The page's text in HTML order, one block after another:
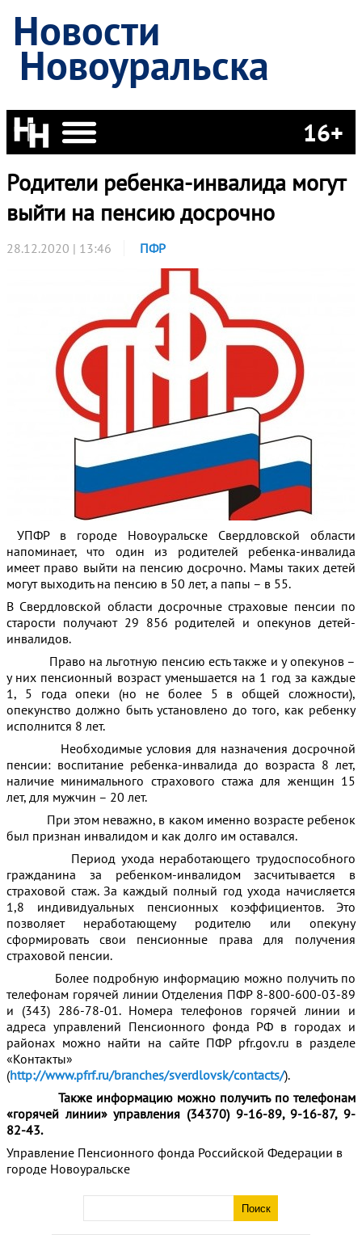
Новости
Новоуральска
16+
Родители ребенка-инвалида могут
выйти на пенсию досрочно
28.12.2020 | 13:46 ПФР
УПФР в городе Новоуральске Свердловской области
напоминает, что один из родителей ребенка-инвалида
имеет право выйти на пенсию досрочно. Мамы таких детей
могут выходить на пенсию в 50 лет, а папы – в 55.
В Свердловской области досрочные страховые пенсии по
старости получают 29 856 родителей и опекунов детей-
инвалидов.
Право на льготную пенсию есть также и у опекунов –
у них пенсионный возраст уменьшается на 1 год за каждые
1, 5 года опеки (но не более 5 в общей сложности),
опекунство должно быть установлено до того, как ребенку
исполнится 8 лет.
Необходимые условия для назначения досрочной
пенсии: воспитание ребенка-инвалида до возраста 8 лет,
наличие минимального страхового стажа для женщин 15
лет, для мужчин – 20 лет.
При этом неважно, в каком именно возрасте ребенок
был признан инвалидом и как долго им оставался.
Период ухода неработающего трудоспособного
гражданина за ребенком-инвалидом засчитывается в
страховой стаж. За каждый полный год ухода начисляется
1,8 индивидуальных пенсионных коэффициентов. Это
позволяет неработающему родителю или опекуну
сформировать свои пенсионные права для получения
страховой пенсии.
Более подробную информацию можно получить по
телефонам горячей линии Отделения ПФР 8-800-600-03-89
и (343) 286-78-01. Номера телефонов горячей линии и
адреса управлений Пенсионного фонда РФ в городах и
районах можно найти на сайте ПФР pfr.gov.ru в разделе
«Контакты»
(http://www.pfrf.ru/branches/sverdlovsk/contacts/).
Также информацию можно получить по телефонам
«горячей линии»управления (34370) 9-16-89, 9-16-87, 9-
82-43.
Управление Пенсионного фонда Российской Федерации в
городе Новоуральске